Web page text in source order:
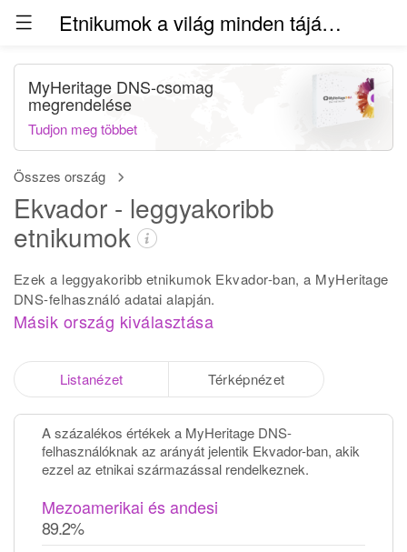
Etnikumok a világ minden táján (béta)
Összes ország
Ekvador - leggyakoribb
etnikumok
Ezek a leggyakoribb etnikumok Ekvador-ban, a MyHeritage
DNS-felhasználó adatai alapján.
Másik ország kiválasztása
MyHeritage DNS-csomag
megrendelése
Tudjon meg többet
Listanézet Térképnézet
A százalékos értékek a MyHeritage DNS-
felhasználóknak az arányát jelentik Ekvador-ban, akik
ezzel az etnikai származással rendelkeznek.
Mezoamerikai és andesi
89.2%